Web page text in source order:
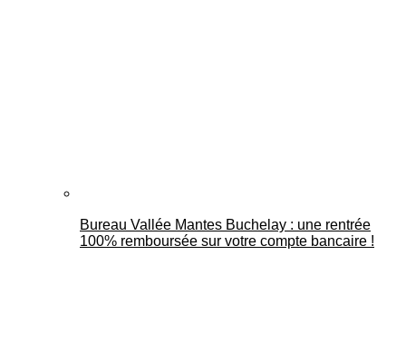
Bureau Vallée Mantes Buchelay : une rentrée
100% remboursée sur votre compte bancaire !